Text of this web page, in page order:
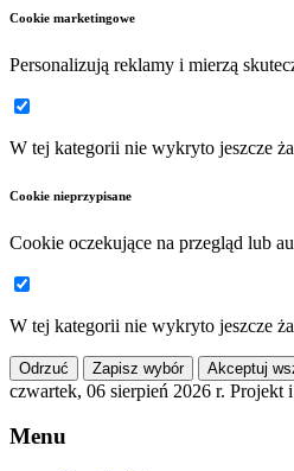
Cookie marketingowe
Personalizują reklamy i mierzą
W tej kategorii nie wykryto jeszcze
Cookie nieprzypisane
Cookie oczekujące na przegląd lub
W tej kategorii nie wykryto jeszcze
Odrzuć Zapisz wybór Akceptuj
czwartek, 06 sierpień 2026 r. Projekt
Menu